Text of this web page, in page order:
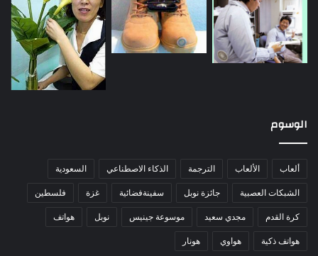
الوسوم
ألعاب الألعاب الترجمة الذكاء الاصطناعي السعودية
الشبكات العصبية جائزة نوبل سفينةفضائية غزة فلسطين
كرة القدم مجدي سعيد موسوعة جينيس نوبل هواتف
هواتف ذكية هواوي هونار